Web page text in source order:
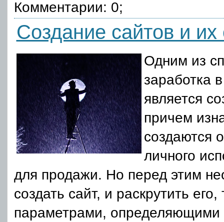
Комментарии: 0;
Создание сайтов и их
Одним из
заработка
является
причем
создаются
личного
для продажи. Но перед этим
создать сайт, и раскрутить его,
параметрами, определяющими